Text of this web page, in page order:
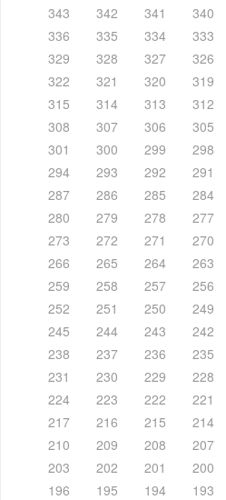
343
342 341 340
336
335 334 333
329
328 327 326
322
321 320 319
315
314 313 312
308
307 306 305
301
300 299 298
294
293 292 291
287
286 285 284
280
279 278 277
273
272 271 270
266
265 264 263
259
258 257 256
252
251 250 249
245
244 243 242
238
237 236 235
231
230 229 228
224
223 222 221
217
216 215 214
210
209 208 207
203
202 201 200
196
195 194 193